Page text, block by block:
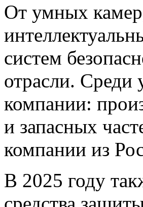
От умных
систем
отрасли.
компании:
и запасных
компании из
В 2025 году